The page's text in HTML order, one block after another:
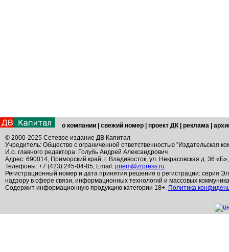
о компании свежий номер проект ДК реклама
© 2000-2025 Сетевое издание ДВ Капитал
Учредитель: Общество с ограниченной ответственностью "Издательская
И.о. главного редактора: Голубь Андрей Александрович
Адрес: 690014, Приморский край, г. Владивосток, ул. Некрасовская д. 36
Телефоны: +7 (423) 245-04-85; Email: priem@zrpress.ru
Регистрационный номер и дата принятия решения о регистрации: серия
надзору в сфере связи, информационных технологий и массовых
Содержит информационную продукцию категории 18+. Политика